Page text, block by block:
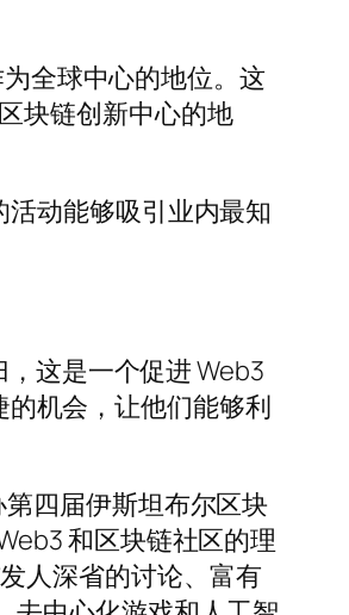
全球中心的地位。这
块链创新中心的地
动能够吸引业内最知
这是一个促进 Web3
机会，让他们能够利
四届伊斯坦布尔区块
和区块链社区的理
人深省的讨论、富有